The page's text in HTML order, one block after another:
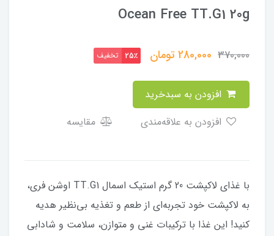
Ocean Free TT.G1 20g
370,000
280,000تومان 25٪ تخفیف
مقایسه
با غذای لاکپشت 20 گرم استیک اسمال TT.G1 اوشن فری،
به لاکپشت خود تجربه‌ای از طعم و تغذیه بی‌نظیر هدیه
کنید! این غذا با ترکیبات غنی و متوازن، سلامت و شادابی